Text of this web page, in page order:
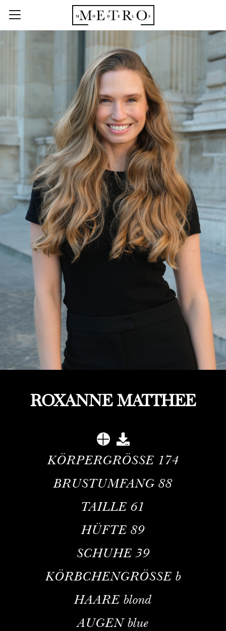
ROXANNE MATTHEE
KÖRPERGRÖSSE 174
BRUSTUMFANG 88
TAILLE 61
HÜFTE 89
SCHUHE39
KÖRBCHENGRÖSSE b
HAARE blond
AUGEN blue